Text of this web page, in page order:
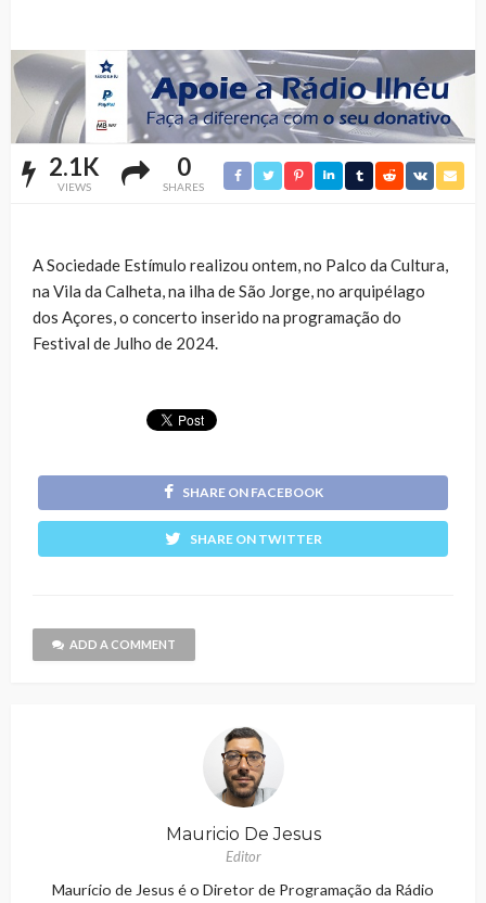
2.1K
VIEWS
0
SHARES
A Sociedade Estímulo realizou ontem, no Palco da Cultura,
na Vila da Calheta, na ilha de São Jorge, no arquipélago
dos Açores, o concerto inserido na programação do
Festival de Julho de 2024.
SHARE ON FACEBOOK
SHARE ON TWITTER
ADD A COMMENT
Mauricio De Jesus
Editor
Maurício de Jesus é o Diretor de Programação da Rádio